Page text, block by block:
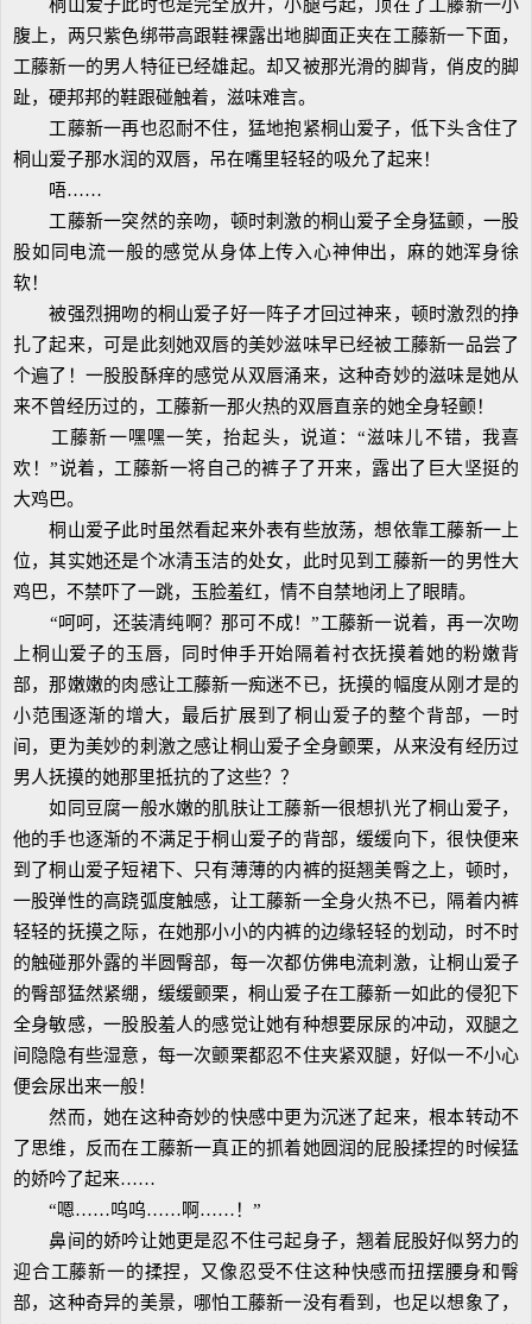
桐山爱子此时也是完全放开，小腿弓起，顶在了工藤新一小
腹上，两只紫色绑带高跟鞋裸露出地脚面正夹在工藤新一下面，
工藤新一的男人特征已经雄起。却又被那光滑的脚背，俏皮的脚
趾，硬邦邦的鞋跟碰触着，滋味难言。
工藤新一再也忍耐不住，猛地抱紧桐山爱子，低下头含住了
桐山爱子那水润的双唇，吊在嘴里轻轻的吸允了起来！
唔……
工藤新一突然的亲吻，顿时刺激的桐山爱子全身猛颤，一股
股如同电流一般的感觉从身体上传入心神伸出，麻的她浑身徐
软！
被强烈拥吻的桐山爱子好一阵子才回过神来，顿时激烈的挣
扎了起来，可是此刻她双唇的美妙滋味早已经被工藤新一品尝了
个遍了！一股股酥痒的感觉从双唇涌来，这种奇妙的滋味是她从
来不曾经历过的，工藤新一那火热的双唇直亲的她全身轻颤！
工藤新一嘿嘿一笑，抬起头，说道：“滋味儿不错，我喜
欢！”说着，工藤新一将自己的裤子了开来，露出了巨大坚挺的
大鸡巴。
桐山爱子此时虽然看起来外表有些放荡，想依靠工藤新一上
位，其实她还是个冰清玉洁的处女，此时见到工藤新一的男性大
鸡巴，不禁吓了一跳，玉脸羞红，情不自禁地闭上了眼睛。
“呵呵，还装清纯啊？那可不成！”工藤新一说着，再一次吻
上桐山爱子的玉唇，同时伸手开始隔着衬衣抚摸着她的粉嫩背
部，那嫩嫩的肉感让工藤新一痴迷不已，抚摸的幅度从刚才是的
小范围逐渐的增大，最后扩展到了桐山爱子的整个背部，一时
间，更为美妙的刺激之感让桐山爱子全身颤栗，从来没有经历过
男人抚摸的她那里抵抗的了这些？？
如同豆腐一般水嫩的肌肤让工藤新一很想扒光了桐山爱子，
他的手也逐渐的不满足于桐山爱子的背部，缓缓向下，很快便来
到了桐山爱子短裙下、只有薄薄的内裤的挺翘美臀之上，顿时，
一股弹性的高跷弧度触感，让工藤新一全身火热不已，隔着内裤
轻轻的抚摸之际，在她那小小的内裤的边缘轻轻的划动，时不时
的触碰那外露的半圆臀部，每一次都仿佛电流刺激，让桐山爱子
的臀部猛然紧绷，缓缓颤栗，桐山爱子在工藤新一如此的侵犯下
全身敏感，一股股羞人的感觉让她有种想要尿尿的冲动，双腿之
间隐隐有些湿意，每一次颤栗都忍不住夹紧双腿，好似一不小心
便会尿出来一般！
然而，她在这种奇妙的快感中更为沉迷了起来，根本转动不
了思维，反而在工藤新一真正的抓着她圆润的屁股揉捏的时候猛
的娇吟了起来……
“嗯……呜呜……啊……！”
鼻间的娇吟让她更是忍不住弓起身子，翘着屁股好似努力的
迎合工藤新一的揉捏，又像忍受不住这种快感而扭摆腰身和臀
部，这种奇异的美景，哪怕工藤新一没有看到，也足以想象了，